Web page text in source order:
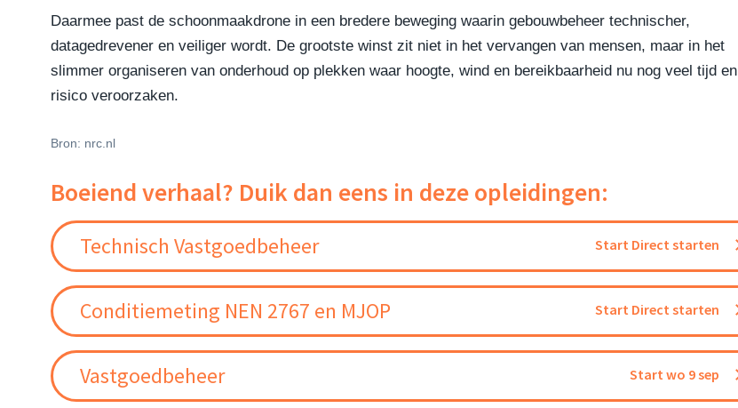
Daarmee past de schoonmaakdrone in een bredere beweging waarin gebouwbeheer technischer,
datagedrevener en veiliger wordt. De grootste winst zit niet in het vervangen van mensen, maar in het
slimmer organiseren van onderhoud op plekken waar hoogte, wind en bereikbaarheid nu nog veel tijd en
risico veroorzaken.
Bron: nrc.nl
Boeiend verhaal? Duik dan eens in deze opleidingen:
Technisch Vastgoedbeheer Start Direct starten
Conditiemeting NEN 2767 en MJOP Start Direct starten
Vastgoedbeheer Start wo 9 sep